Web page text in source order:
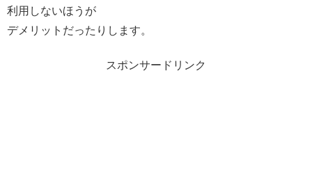
利用しないほうが
デメリットだったりします。
スポンサードリンク